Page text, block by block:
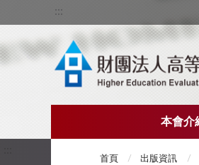
:::
本會介
首頁 出版資訊